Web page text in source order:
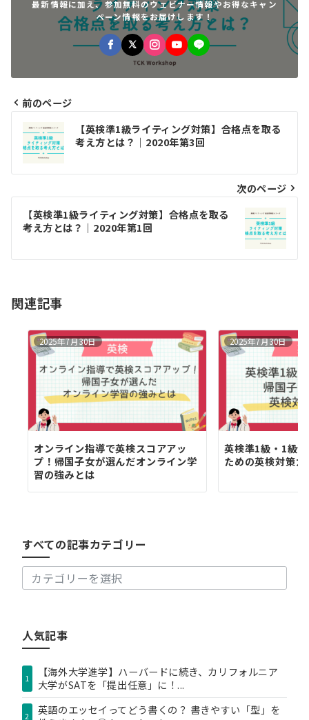
最新情報に加え、参加無料のウェビナー情報やお得なキャン
ペーン情報をお届けします！
稿
ナ
ビ
シ
ン
前のページ
【英検準1級ライティング対策】合格点を取る
考え方とは？｜2020年第3回
次のページ
【英検準1級ライティング対策】合格点を取る
考え方とは？｜2020年第1回
関連記事
2025年7月30日
オンライン指導で英検スコアアッ
プ！帰国子女が選んだオンライン学
習の強みとは
2025年7月30日
英検準1級・1級
ための英検対策ガ
すべての記事カテゴリー
す
記
事
ー
人気記事
1
【海外大学進学】ハーバードに続き、カリフォルニア
大学がSATを「提出任意」に！...
2
英語のエッセイってどう書くの？ 書きやすい「型」を